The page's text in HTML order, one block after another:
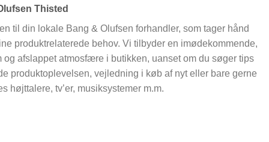
Thisted
til din lokale Bang & Olufsen forhandler, som tager hånd
produktrelaterede behov. Vi tilbyder en imødekommende,
afslappet atmosfære i butikken, uanset om du søger tips
produktoplevelsen, vejledning i køb af nyt eller bare gerne
højttalere, tv’er, musiksystemer m.m.